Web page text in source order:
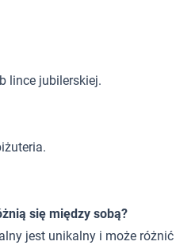
lince jubilerskiej.
się między sobą?
jest unikalny i może różnić